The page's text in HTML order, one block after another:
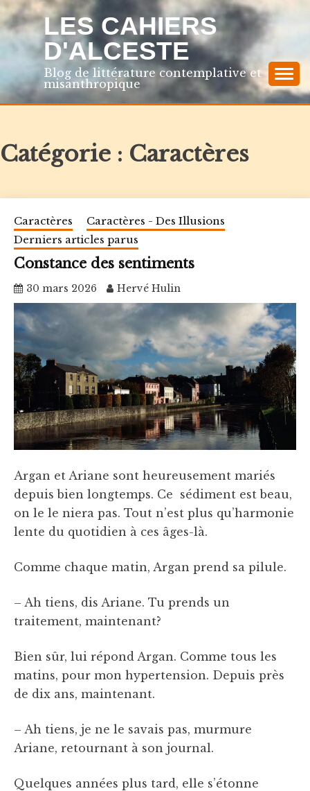
Skip
to
content
LES CAHIERS
D'ALCESTE
Blog de littérature contemplative et
misanthropique
Catégorie : Caractères
Caractères
Caractères - Des Illusions
Derniers articles parus
Constance des sentiments
30 mars 2026 Hervé Hulin
Argan et Ariane sont heureusement mariés
depuis bien longtemps. Ce sédiment est beau,
on le le niera pas. Tout n’est plus qu’harmonie
lente du quotidien à ces âges-là.
Comme chaque matin, Argan prend sa pilule.
– Ah tiens, dis Ariane. Tu prends un
traitement, maintenant?
Bien sûr, lui répond Argan. Comme tous les
matins, pour mon hypertension. Depuis près
de dix ans, maintenant.
– Ah tiens, je ne le savais pas, murmure
Ariane, retournant à son journal.
Quelques années plus tard, elle s’étonne